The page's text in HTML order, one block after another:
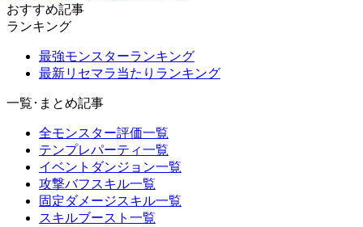
おすすめ記事
ランキング
最強モンスターランキング
最新リセマラ当たりランキング
一覧･まとめ記事
全モンスター評価一覧
テンプレパーティ一覧
イベントダンジョン一覧
攻撃バフスキル一覧
固定ダメージスキル一覧
スキルブースト一覧